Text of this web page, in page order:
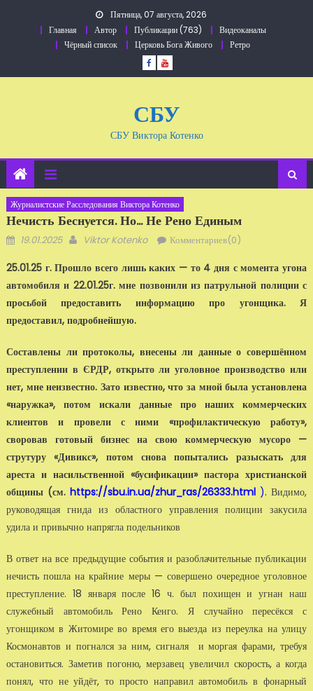
Пятница, 07 августа, 2026
Главная
Автор Публикации (763)
Видеоканалы
Чёрный список
Церковь Бога Живого Ретро
СБУ
СБУ Виктора Котенко
Журналистские Расследования Виктора Котенко
Нечисть Беснуется. Но... Не Рено Единым
Добавлено
19.01.2025 Автор
Viktor Kotenko Комментариев(0)
25.01.25 г. Прошло всего лишь каких — то 4 дня с момента угона
автомобиля и 22.01.25г. мне позвонили из патрульной полиции с
просьбой предоставить информацию про угонщика. Я
предоставил, подробнейшую.
Составлены ли протоколы, внесены ли данные о совершённом
преступлении в ЄРДР, открыто ли уголовное производство или
нет, мне неизвестно. Зато известно, что за мной была установлена
«наружка», потом искали данные про наших коммерческих
клиентов и провели с ними «профилактическую работу»,
своровав готовый бизнес на свою коммерческую мусоро —
струтуру «Дивикс», потом снова попытались разыскать для
ареста и насильственной «бусификации» пастора христианской
общины (см. https://sbu.in.ua/zhur_ras/26333.html ).Видимо,
руководящая гнида из областного управления полиции закусила
удила и привычно напрягла подельников
В ответ на все предыдущие события и разоблачительные публикации
нечисть пошла на крайние меры — совершено очередное уголовное
преступление. 18 января после 16 ч. был похищен и угнан наш
служебный автомобиль Рено Кенго. Я случайно пересёкся с
угонщиком в Житомире во время его выезда из переулка на улицу
Космонавтов и погнался за ним, сигналя и моргая фарами, требуя
остановиться. Заметив погоню, мерзавец увеличил скорость, а когда
понял, что не уйдёт, то просто направил автомобиль в фонарный